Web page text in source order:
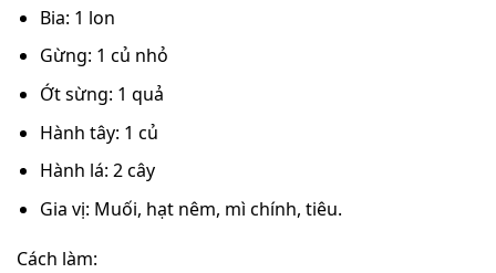
Bia: 1 lon
Gừng: 1 củ nhỏ
Ớt sừng: 1 quả
Hành tây: 1 củ
Hành lá: 2 cây
Gia vị: Muối, hạt nêm, mì chính, tiêu.
Cách làm: